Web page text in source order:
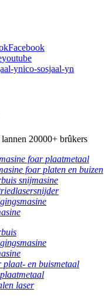
Facebook
youtube
ico-sosjaal-yn
20000+ brûkers
foar plaatmetaal
foar platen en buizen
snijmasine
plaat- en buismetaal
laser